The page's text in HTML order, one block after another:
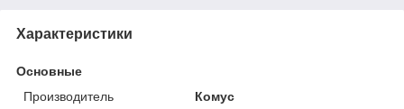
Характеристики
Основные
Производитель
Комус